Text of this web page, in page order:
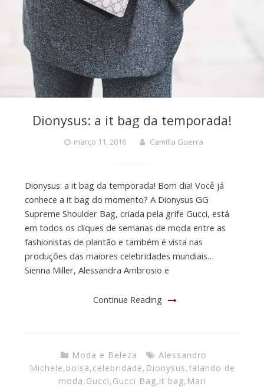
Dionysus: a it bag da temporada!
março 11, 2016 Camilla Guerra
Dionysus: a it bag da temporada! Bom dia! Você já
conhece a it bag do momento? A Dionysus GG
Supreme Shoulder Bag, criada pela grife Gucci, está
em todos os cliques de semanas de moda entre as
fashionistas de plantão e também é vista nas
produções das maiores celebridades mundiais…
Sienna Miller, Alessandra Ambrosio e
Continue Reading
Moda e Beleza
Alessandro
Michele,bolsa,celebridade, Dionysus,falando de
moda,Gucci,Gucci Bag,it bag, Mari